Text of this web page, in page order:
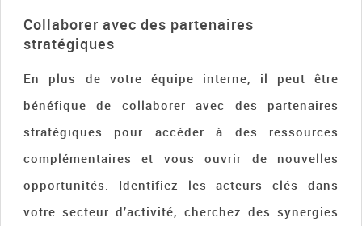
Collaborer avec des partenaires
stratégiques
En plus de votre équipe interne, il peut être
bénéfique de collaborer avec des partenaires
stratégiques pour accéder à des ressources
complémentaires et vous ouvrir de nouvelles
opportunités. Identifiez les acteurs clés dans
votre secteur d’activité, cherchez des synergies